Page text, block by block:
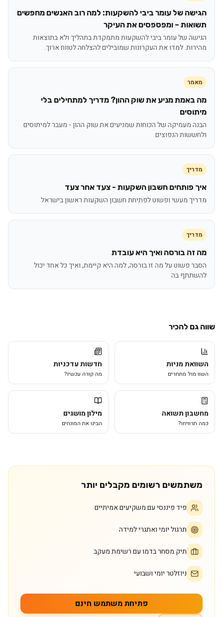
הגישה של עומר ביבי להשקעות: למה רוב האנשים מחפשים
תשואות – ומפספסים את העיקר
הגישה של עומר ביבי להשקעות מתמקדת בתהליך ולא בתוצאות
מהירות. למדו את העקרונות שמובילים להצלחה לטווח ארוך.
מאמר
מה באמת מניע את שוק ההון? מדריך למתחילים בלי
מיתוסים
הבנה מעמיקה של הכוחות שמניעים את שוק ההון - מעבר למיתוסים
ולחששות הנפוצים
מדריך
איך פותחים חשבון השקעות - צעד אחר צעד
מדריך מעשי ופשוט לפתיחת חשבון השקעות ראשון בישראל
מדריך
מה זה בורסה ואיך היא עובדת
הסבר פשוט על מה זו בורסה, למה היא קיימת, ואיך כל אחד יכול
להשתתף בה
שווה גם להכיר
השוואת מניות
השוו מול מתחרים
חדשות עדכניות
מה קורה עכשיו?
מחשבון תשואה
כמה תרוויחו?
מילון מושגים
הבינו את המונחים
משתמשים רשומים מקבלים יותר
פיד פיננסי עם משקיעים אמיתיים
תרגול יומי ואתגרי למידה
תיק מסחר בדמו עם רשימת מעקב
ניוזלטר יומי ושבועי
פתיחת משתמש חינם